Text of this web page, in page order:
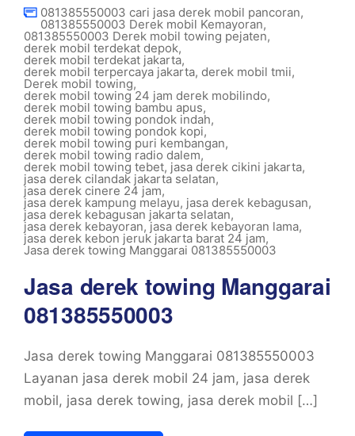
081385550003 cari jasa derek mobil pancoran,
081385550003 Derek mobil Kemayoran,
081385550003 Derek mobil towing pejaten,
derek mobil terdekat depok,
derek mobil terdekat jakarta,
derek mobil terpercaya jakarta, derek mobil tmii,
Derek mobil towing,
derek mobil towing 24 jam derek mobilindo,
derek mobil towing bambu apus,
derek mobil towing pondok indah,
derek mobil towing pondok kopi,
derek mobil towing puri kembangan,
derek mobil towing radio dalem,
derek mobil towing tebet, jasa derek cikini jakarta,
jasa derek cilandak jakarta selatan,
jasa derek cinere 24 jam,
jasa derek kampung melayu, jasa derek kebagusan,
jasa derek kebagusan jakarta selatan,
jasa derek kebayoran,jasa derek kebayoran lama,
jasa derek kebon jeruk jakarta barat 24 jam,
Jasa derek towing Manggarai 081385550003
Jasa derek towing Manggarai
081385550003
Jasa derek towing Manggarai 081385550003
Layanan jasa derek mobil 24 jam, jasa derek
mobil, jasa derek towing, jasa derek mobil […]